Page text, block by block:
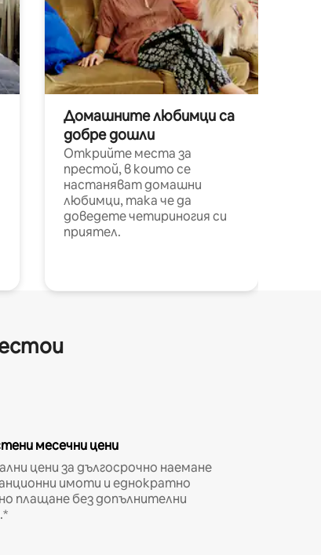
Домашните любимци са
добре дошли
Открийте места за
престой, в които се
настаняват домашни
любимци, така че да
доведете четириногия си
приятел.
месечни цени
цени за дългосрочно наемане
имоти и еднократно
плащане без допълнителни